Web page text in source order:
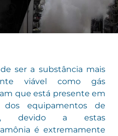
ser a substância mais
viável como gás
que está presente em
dos equipamentos de
devido a estas
é extremamente